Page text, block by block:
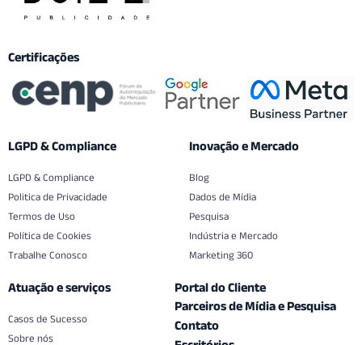
Certificações
LGPD & Compliance
LGPD & Compliance
Politica de Privacidade
Termos de Uso
Política de Cookies
Trabalhe Conosco
Inovação e Mercado
Blog
Dados de Mídia
Pesquisa
Indústria e Mercado
Marketing 360
Atuação e serviços
Casos de Sucesso
Sobre nós
Portal do Cliente
Parceiros de Mídia e Pesquisa
Contato